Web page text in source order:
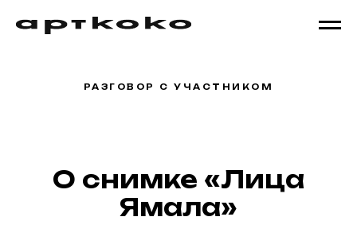
РАЗГОВОР С УЧАСТНИКОМ
О снимке «Лица
Ямала»